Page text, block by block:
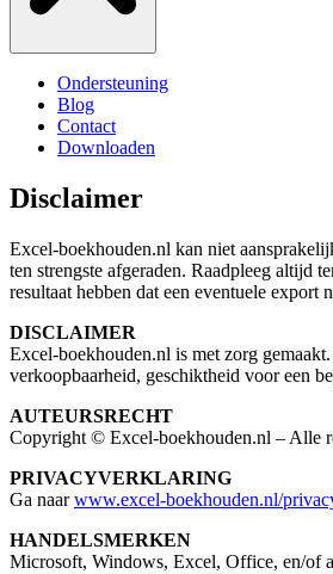
Ondersteuning
Blog
Contact
Downloaden
Disclaimer
Excel‑boekhouden.nl kan niet
ten strengste afgeraden. Raadpleeg altijd
resultaat hebben dat een eventuele export
DISCLAIMER
Excel‑boekhouden.nl is met zorg
verkoopbaarheid, geschiktheid voor een
AUTEURSRECHT
Copyright © Excel‑boekhouden.nl – Alle
PRIVACYVERKLARING
Ga naarwww.excel-boekhouden.nl/
HANDELSMERKEN
Microsoft, Windows, Excel, Office, en/of